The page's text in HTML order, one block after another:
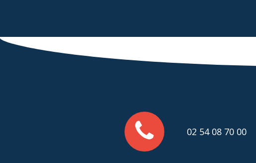
02 54 08 70 00